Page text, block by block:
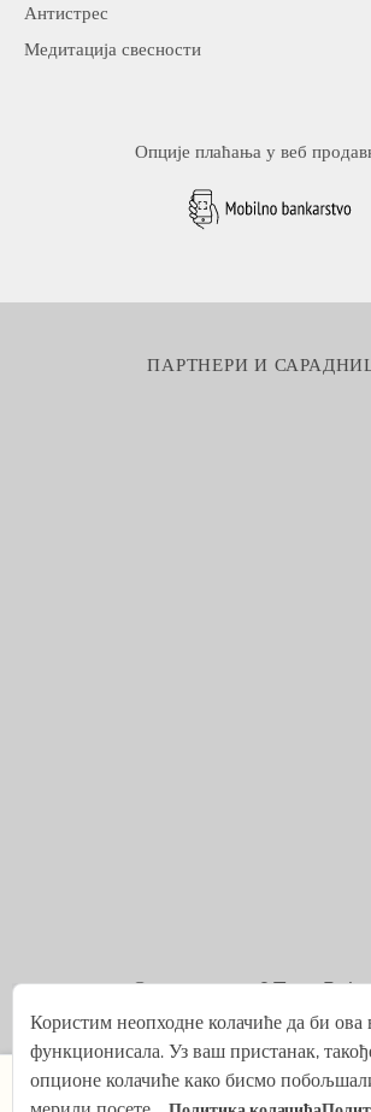
Антистрес
Медитација свесности
Опције плаћања у веб
ПАРТНЕРИ И
© 2021 — 2026Tena
43.0440° N | 16.0893°
Програмирано из
Користим неопходне колачиће да би ова
функционисала. Уз ваш пристанак,
опционе колачиће како бисмо